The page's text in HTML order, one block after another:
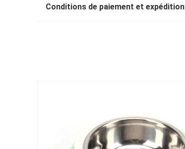
Conditions de paiement et expédition